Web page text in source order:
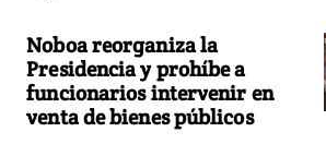
Noboa reorganiza la
Presidencia y prohíbe a
funcionarios intervenir en
venta de bienes públicos